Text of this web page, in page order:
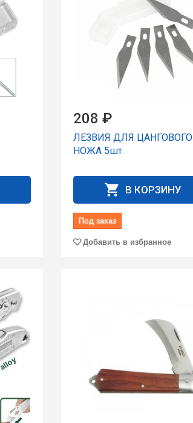
208 ₽
ЛЕЗВИЯ ДЛЯ ЦАНГОВОГО
НОЖА 5шт.
В КОРЗИНУ
Под заказ
Добавить в избранное